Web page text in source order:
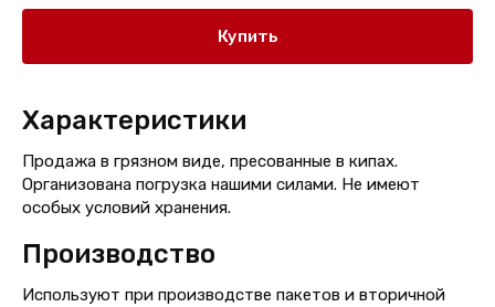
Купить
Характеристики
Продажа в грязном виде, пресованные в кипах.
Организована погрузка нашими силами. Не имеют
особых условий хранения.
Производство
Используют при производстве пакетов и вторичной